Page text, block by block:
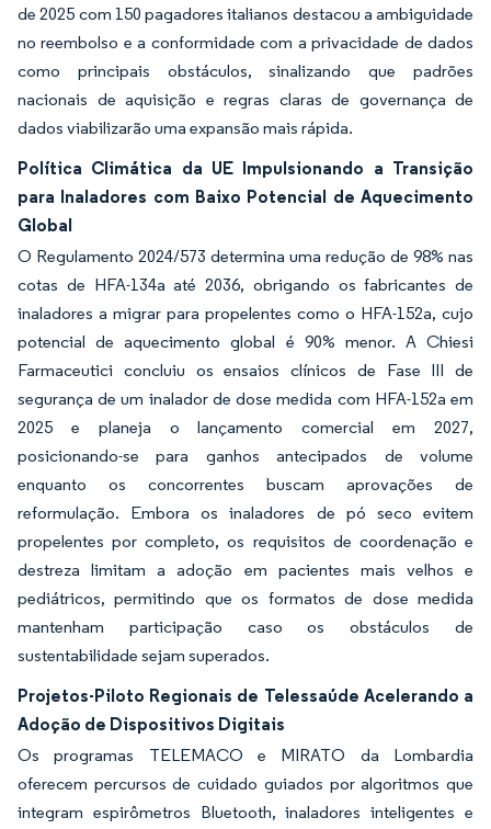
de 2025 com 150 pagadores italianos destacou a ambiguidade
no reembolso e a conformidade com a privacidade de dados
como principais obstáculos, sinalizando que padrões
nacionais de aquisição e regras claras de governança de
dados viabilizarão uma expansão mais rápida.
Política Climática da UE Impulsionando a Transição
para Inaladores com Baixo Potencial de Aquecimento
Global
O Regulamento 2024/573 determina uma redução de 98% nas
cotas de HFA-134a até 2036, obrigando os fabricantes de
inaladores a migrar para propelentes como o HFA-152a, cujo
potencial de aquecimento global é 90% menor. A Chiesi
Farmaceutici concluiu os ensaios clínicos de Fase III de
segurança de um inalador de dose medida com HFA-152a em
2025 e planeja o lançamento comercial em 2027,
posicionando-se para ganhos antecipados de volume
enquanto os concorrentes buscam aprovações de
reformulação. Embora os inaladores de pó seco evitem
propelentes por completo, os requisitos de coordenação e
destreza limitam a adoção em pacientes mais velhos e
pediátricos, permitindo que os formatos de dose medida
mantenham participação caso os obstáculos de
sustentabilidade sejam superados.
Projetos-Piloto Regionais de Telessaúde Acelerando a
Adoção de Dispositivos Digitais
Os programas TELEMACO e MIRATO da Lombardia
oferecem percursos de cuidado guiados por algoritmos que
integram espirômetros Bluetooth, inaladores inteligentes e